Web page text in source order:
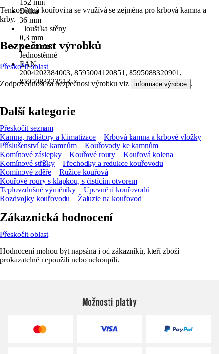
152 mm
Délka
36 mm
Tloušťka stěny
0,3 mm
Vlastnosti
Jednostěnné
EAN
2004202384003, 8595004120851, 8595088320901,
8595088323513
Tenkostěnná kouřovina se využívá se zejména pro krbová kamna a
krby.
Bezpečnost výrobků
Přeskočit oblast
Zodpovědnost za bezpečnost výrobku viz informace výrobce .
Další kategorie
Přeskočit seznam
Kamna, radiátory a klimatizace
Krbová kamna a krbové vložky
Příslušenství ke kamnům
Kouřovody ke kamnům
Komínové záslepky
Kouřové roury
Kouřová kolena
Komínové stříšky
Přechodky a redukce kouřovodu
Komínové zděře
Růžice kouřová
Kouřové roury s klapkou, s čistícím otvorem
Teplovzdušné výměníky
Upevnění kouřovodů
Rozdvojky kouřovodu
Žaluzie na kouřovod
Zákaznická hodnocení
Přeskočit oblast
Hodnocení mohou být napsána i od zákazníků, kteří zboží
prokazatelně nepoužili nebo nekoupili.
Možnosti platby